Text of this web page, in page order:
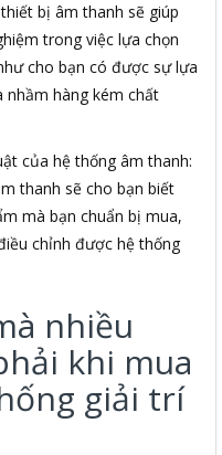
bị âm thanh sẽ giúp
trong việc lựa chọn
cho bạn có được sự lựa
nhầm hàng kém chất
của hệ thống âm thanh:
thanh sẽ cho bạn biết
mà bạn chuẩn bị mua,
chỉnh được hệ thống
nhiều
khi mua
giải trí